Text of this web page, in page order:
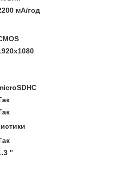
мА/год
"